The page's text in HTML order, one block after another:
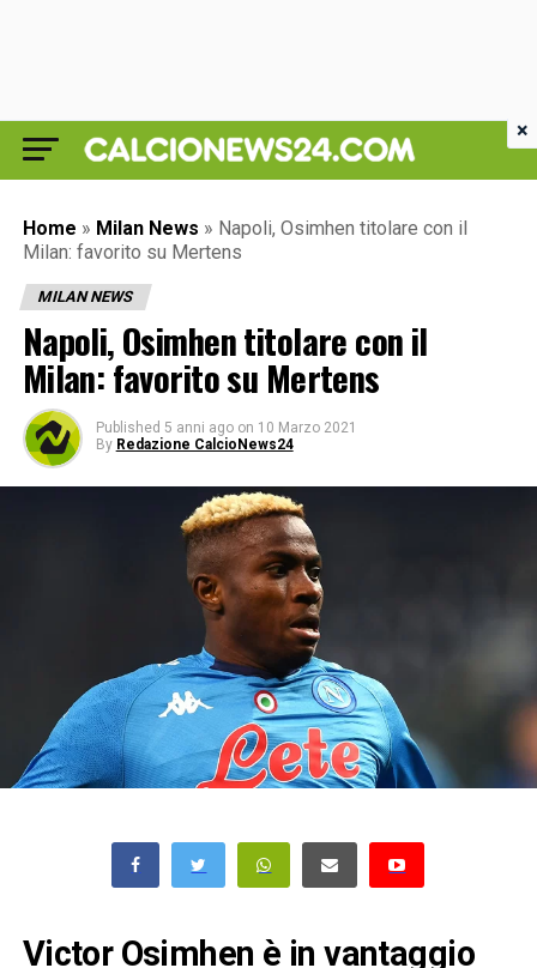
Home » Milan News » Napoli, Osimhen titolare con il
Milan: favorito su Mertens
MILAN NEWS
Napoli, Osimhen titolare con il
Milan: favorito su Mertens
Published 5 anni ago on 10 Marzo 2021
By Redazione CalcioNews24
Victor Osimhen è in vantaggio
×